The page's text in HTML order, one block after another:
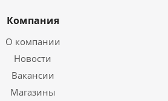
Компания
О компании
Новости
Вакансии
Магазины